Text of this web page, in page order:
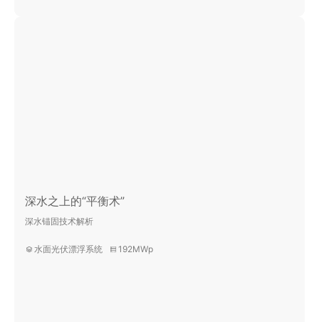
深水之上的“平衡术”
深水锚固技术解析
水面光伏漂浮系统 192MWp